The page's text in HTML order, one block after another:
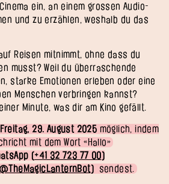
ein, an einem grossen Audio-
und zu erzählen, weshalb du das
Reisen mitnimmt, ohne dass du
musst? Weil du überraschende
starke Emotionen erleben oder eine
Menschen verbringen kannst?
Minute, was dir am Kino gefällt.
Freitag, 29. August 2025 möglich, indem
mit dem Wort «Hallo»
(+41 32 723 77 00)
@TheMagicLanternBot) sendest.